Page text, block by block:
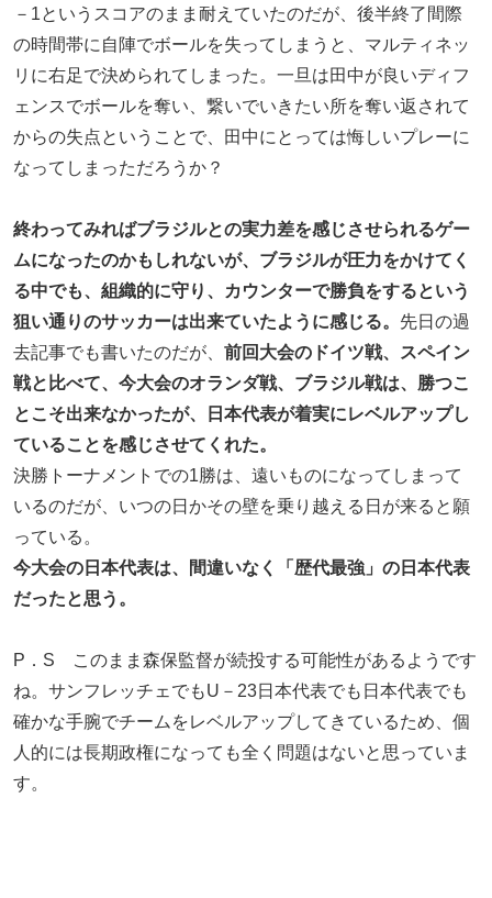
－1というスコアのまま耐えていたのだが、後半終了間際
の時間帯に自陣でボールを失ってしまうと、マルティネッ
リに右足で決められてしまった。一旦は田中が良いディフ
ェンスでボールを奪い、繋いでいきたい所を奪い返されて
からの失点ということで、田中にとっては悔しいプレーに
なってしまっただろうか？
終わってみればブラジルとの実力差を感じさせられるゲー
ムになったのかもしれないが、ブラジルが圧力をかけてく
る中でも、組織的に守り、カウンターで勝負をするという
狙い通りのサッカーは出来ていたように感じる。 先日の過
去記事でも書いたのだが、 前回大会のドイツ戦、スペイン
戦と比べて、今大会のオランダ戦、ブラジル戦は、勝つこ
とこそ出来なかったが、日本代表が着実にレベルアップし
ていることを感じさせてくれた。
決勝トーナメントでの1勝は、遠いものになってしまって
いるのだが、いつの日かその壁を乗り越える日が来ると願
っている。
今大会の日本代表は、間違いなく「歴代最強」の日本代表
だったと思う。
P．S このまま森保監督が続投する可能性があるようです
ね。サンフレッチェでもU－23日本代表でも日本代表でも
確かな手腕でチームをレベルアップしてきているため、個
人的には長期政権になっても全く問題はないと思っていま
す。